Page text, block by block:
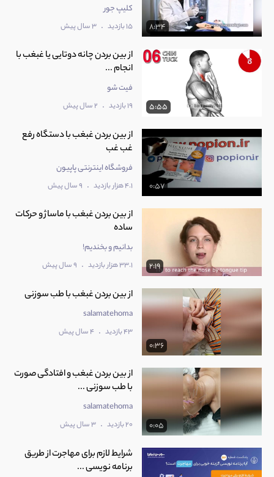
8:34
کلیپ جور
15 بازدید . 3 سال پیش
5:55
از بین بردن چانه دوتایی یا غبغب با
انجام ...
فیت شو
19 بازدید . 2 سال پیش
0:57
از بین بردن غبغب با دستگاه رفع
غب غب
فروشگاه اینترنتی پاپیون
4.1 هزار بازدید . 9 سال پیش
2:19
از بین بردن غبغب با ماساژ و حرکات
ساده
بدانیم و بخندیم!
33.1 هزار بازدید . 9 سال پیش
0:36
از بین بردن غبغب با طب سوزنی
salamatehoma
43 بازدید . 4 سال پیش
0:05
از بین بردن غبغب و افتادگی صورت
با طب سوزنی ...
salamatehoma
20 بازدید . 3 سال پیش
شرایط لازم برای مهاجرت از طریق
برنامه نویسی ...